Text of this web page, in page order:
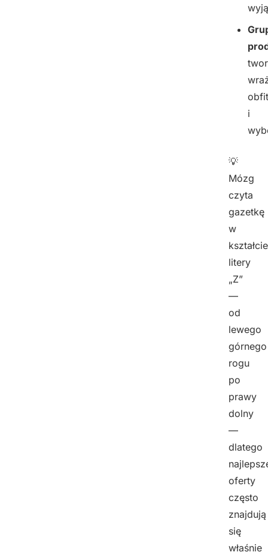
i
💡
Mózg
czyta
gazetkę
w
kształcie
litery
„Z”
—
od
lewego
górnego
rogu
po
prawy
dolny
—
dlatego
oferty
często
znajdują
się
właśnie